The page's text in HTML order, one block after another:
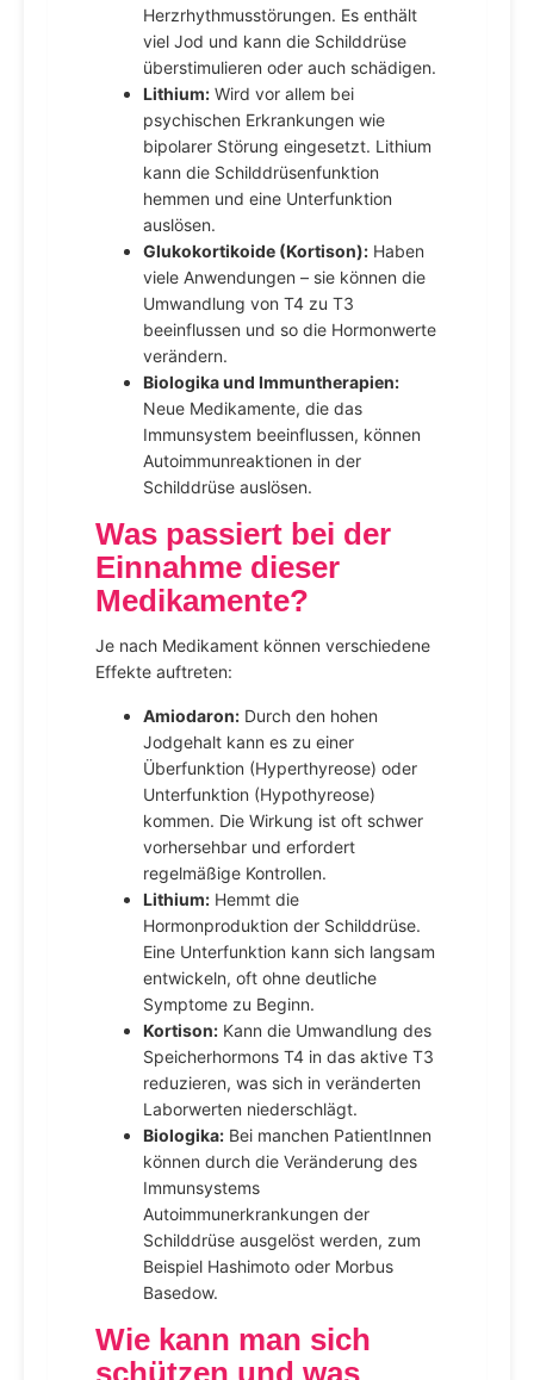
Herzrhythmusstörungen. Es enthält
viel Jod und kann die Schilddrüse
überstimulieren oder auch schädigen.
Lithium: Wird vor allem bei
psychischen Erkrankungen wie
bipolarer Störung eingesetzt. Lithium
kann die Schilddrüsenfunktion
hemmen und eine Unterfunktion
auslösen.
Glukokortikoide (Kortison): Haben
viele Anwendungen – sie können die
Umwandlung von T4 zu T3
beeinflussen und so die Hormonwerte
verändern.
Biologika und Immuntherapien:
Neue Medikamente, die das
Immunsystem beeinflussen, können
Autoimmunreaktionen in der
Schilddrüse auslösen.
Was passiert bei der
Einnahme dieser
Medikamente?
Je nach Medikament können verschiedene
Effekte auftreten:
Amiodaron: Durch den hohen
Jodgehalt kann es zu einer
Überfunktion (Hyperthyreose) oder
Unterfunktion (Hypothyreose)
kommen. Die Wirkung ist oft schwer
vorhersehbar und erfordert
regelmäßige Kontrollen.
Lithium: Hemmt die
Hormonproduktion der Schilddrüse.
Eine Unterfunktion kann sich langsam
entwickeln, oft ohne deutliche
Symptome zu Beginn.
Kortison: Kann die Umwandlung des
Speicherhormons T4 in das aktive T3
reduzieren, was sich in veränderten
Laborwerten niederschlägt.
Biologika: Bei manchen PatientInnen
können durch die Veränderung des
Immunsystems
Autoimmunerkrankungen der
Schilddrüse ausgelöst werden, zum
Beispiel Hashimoto oder Morbus
Basedow.
Wie kann man sich
schützen und was